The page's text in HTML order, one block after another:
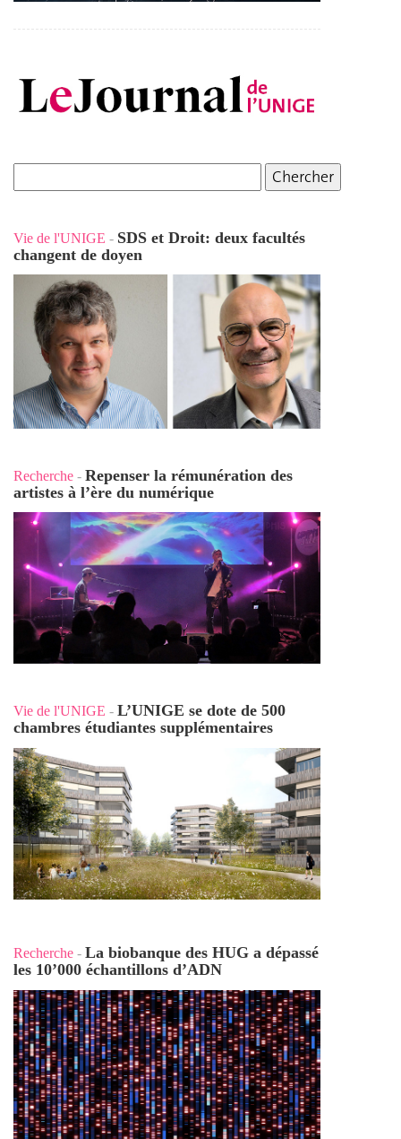
Vie de l'UNIGE - SDS et Droit: deux facultés
changent de doyen
Recherche - Repenser la rémunération des
artistes à l’ère du numérique
Vie de l'UNIGE - L’UNIGE se dote de 500
chambres étudiantes supplémentaires
Recherche - La biobanque des HUG a dépassé
les 10’000 échantillons d’ADN